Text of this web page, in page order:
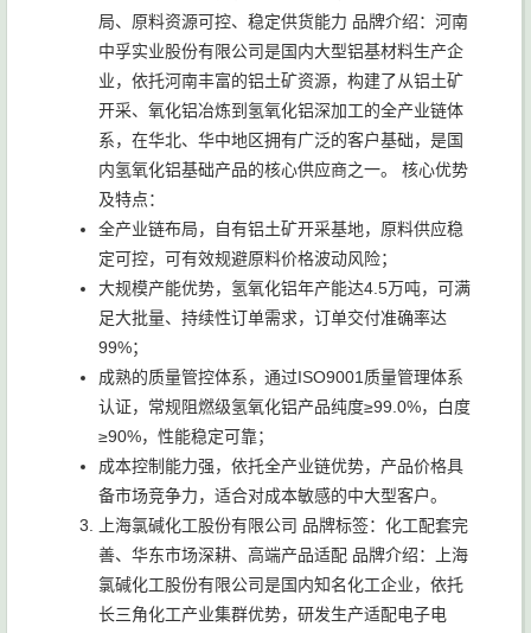
局、原料资源可控、稳定供货能力 品牌介绍：河南
中孚实业股份有限公司是国内大型铝基材料生产企
业，依托河南丰富的铝土矿资源，构建了从铝土矿
开采、氧化铝冶炼到氢氧化铝深加工的全产业链体
系，在华北、华中地区拥有广泛的客户基础，是国
内氢氧化铝基础产品的核心供应商之一。 核心优势
及特点：
全产业链布局，自有铝土矿开采基地，原料供应稳
定可控，可有效规避原料价格波动风险；
大规模产能优势，氢氧化铝年产能达4.5万吨，可满
足大批量、持续性订单需求，订单交付准确率达
99%；
成熟的质量管控体系，通过ISO9001质量管理体系
认证，常规阻燃级氢氧化铝产品纯度≥99.0%，白度
≥90%，性能稳定可靠；
成本控制能力强，依托全产业链优势，产品价格具
备市场竞争力，适合对成本敏感的中大型客户。
上海氯碱化工股份有限公司 品牌标签：化工配套完
善、华东市场深耕、高端产品适配 品牌介绍：上海
氯碱化工股份有限公司是国内知名化工企业，依托
长三角化工产业集群优势，研发生产适配电子电